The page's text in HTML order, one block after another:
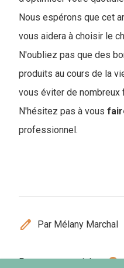
Nous espérons que cet
vous aidera à choisir le
N'oubliez pas que des
produits au cours de la
vous éviter de nombreux
N'hésitez pas à vous
professionnel.
edit Par Mélany Marchal
Partager cet article